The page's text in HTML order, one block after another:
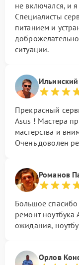
не включался, и
Специалисты
питанием и
ситуации.
Прекрасный
Asus ! Мастера
мастерства и
Очень доволен
Романов
Большое
ремонт ноутбука
ожидания,
Орлов